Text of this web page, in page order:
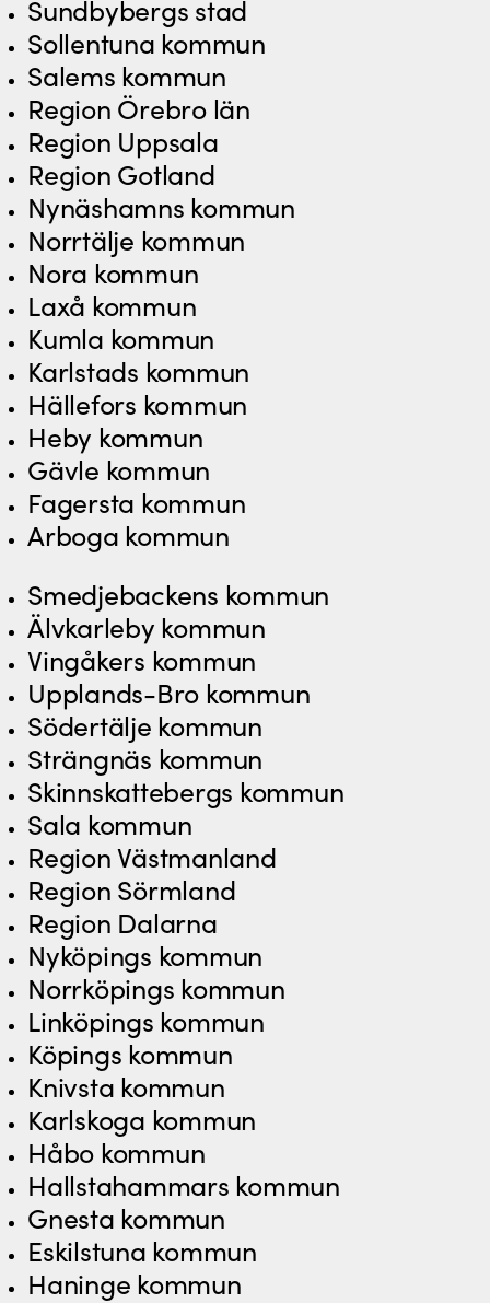
Sundbybergs stad
Sollentuna kommun
Salems kommun
Region Örebro län
Region Uppsala
Region Gotland
Nynäshamns kommun
Norrtälje kommun
Nora kommun
Laxå kommun
Kumla kommun
Karlstads kommun
Hällefors kommun
Heby kommun
Gävle kommun
Fagersta kommun
Arboga kommun
Smedjebackens kommun
Älvkarleby kommun
Vingåkers kommun
Upplands-Bro kommun
Södertälje kommun
Strängnäs kommun
Skinnskattebergs kommun
Sala kommun
Region Västmanland
Region Sörmland
Region Dalarna
Nyköpings kommun
Norrköpings kommun
Linköpings kommun
Köpings kommun
Knivsta kommun
Karlskoga kommun
Håbo kommun
Hallstahammars kommun
Gnesta kommun
Eskilstuna kommun
Haninge kommun